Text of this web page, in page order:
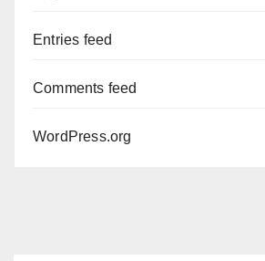
Entries feed
Comments feed
WordPress.org